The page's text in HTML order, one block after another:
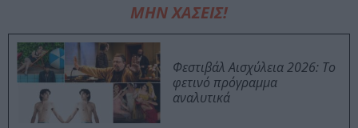
ΜΗΝ ΧΑΣΕΙΣ!
Φεστιβάλ Αισχύλεια 2026: Το
φετινό πρόγραμμα
αναλυτικά